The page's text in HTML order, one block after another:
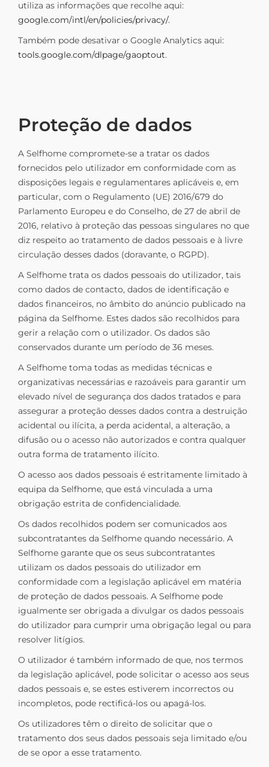
utiliza as informações que recolhe aqui:
google.com/intl/en/policies/privacy/.
Também pode desativar o Google Analytics aqui:
tools.google.com/dlpage/gaoptout.
Proteção de dados
A Selfhome compromete-se a tratar os dados
fornecidos pelo utilizador em conformidade com as
disposições legais e regulamentares aplicáveis e, em
particular, com o Regulamento (UE) 2016/679 do
Parlamento Europeu e do Conselho, de 27 de abril de
2016, relativo à proteção das pessoas singulares no que
diz respeito ao tratamento de dados pessoais e à livre
circulação desses dados (doravante, o RGPD).
A Selfhome trata os dados pessoais do utilizador, tais
como dados de contacto, dados de identificação e
dados financeiros, no âmbito do anúncio publicado na
página da Selfhome. Estes dados são recolhidos para
gerir a relação com o utilizador. Os dados são
conservados durante um período de 36 meses.
A Selfhome toma todas as medidas técnicas e
organizativas necessárias e razoáveis para garantir um
elevado nível de segurança dos dados tratados e para
assegurar a proteção desses dados contra a destruição
acidental ou ilícita, a perda acidental, a alteração, a
difusão ou o acesso não autorizados e contra qualquer
outra forma de tratamento ilícito.
O acesso aos dados pessoais é estritamente limitado à
equipa da Selfhome, que está vinculada a uma
obrigação estrita de confidencialidade.
Os dados recolhidos podem ser comunicados aos
subcontratantes da Selfhome quando necessário. A
Selfhome garante que os seus subcontratantes
utilizam os dados pessoais do utilizador em
conformidade com a legislação aplicável em matéria
de proteção de dados pessoais. A Selfhome pode
igualmente ser obrigada a divulgar os dados pessoais
do utilizador para cumprir uma obrigação legal ou para
resolver litígios.
O utilizador é também informado de que, nos termos
da legislação aplicável, pode solicitar o acesso aos seus
dados pessoais e, se estes estiverem incorrectos ou
incompletos, pode rectificá-los ou apagá-los.
Os utilizadores têm o direito de solicitar que o
tratamento dos seus dados pessoais seja limitado e/ou
de se opor a esse tratamento.